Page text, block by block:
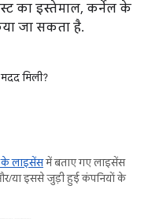
का इस्तेमाल, कर्नेल के
जा सकता है.
मिली?
के लाइसेंसमें बताए गए लाइसेंस
या इससे जुड़ी हुई कंपनियों के